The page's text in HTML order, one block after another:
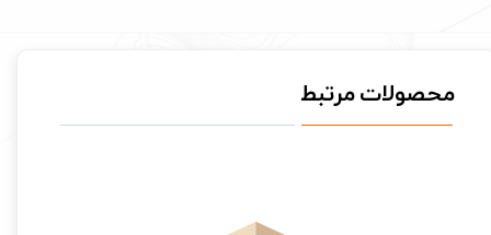
محصولات مرتبط